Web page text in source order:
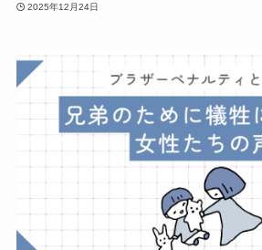
2025年12月24日